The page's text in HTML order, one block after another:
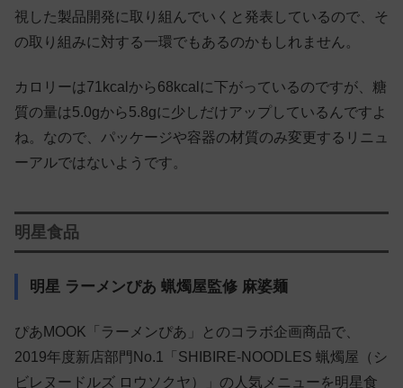
視した製品開発に取り組んでいくと発表しているので、そ
の取り組みに対する一環でもあるのかもしれません。
カロリーは71kcalから68kcalに下がっているのですが、糖
質の量は5.0gから5.8gに少しだけアップしているんですよ
ね。なので、パッケージや容器の材質のみ変更するリニュ
ーアルではないようです。
明星食品
明星 ラーメンぴあ 蝋燭屋監修 麻婆麺
ぴあMOOK「ラーメンぴあ」とのコラボ企画商品で、
2019年度新店部門No.1「SHIBIRE-NOODLES 蝋燭屋（シ
ビレヌードルズ ロウソクヤ）」の人気メニューを明星食